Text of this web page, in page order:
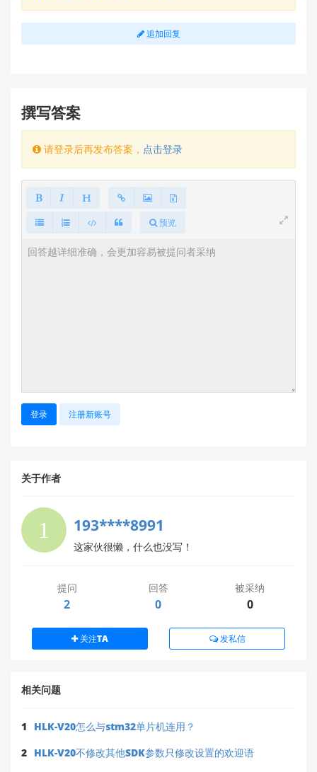
  VoiceSerial.begin(9600, SERIAL_8N1, RX_
  if (VoiceSerial.available()) {
    uint8_t command = VoiceSerial.read
();
    switch(command) {
      case 0x01:  // "开灯"指令
        digitalWrite(LED_PIN, HIGH);
        break;
      case 0x02:  // "关灯"指令
        break;
避免语音识别不稳定
指令格式：请参考HLK-V20通信协议文档确认具体
提高识别准确率
波特率匹配
一致
四、获取详细资料
方资源获取完整开发资料：
HLK-V20完整技术文档：
https://h.hlktech.com/Mobile/Download
语音模块开发指南
：登录我们的问答平台获取详细
务邮箱：support@hlktech.cn
温馨提示：根据我们记录（[2025-5-10]），已有用
语音控制方案，我们也可提供专业的软硬件定制服
追加回复
撰写答案
请登录后再发布答案， 点击登录
预览
登录 注册新账号
关于作者
193****8991
这家伙很懒，什么也没写！
提问
2
回答
0
被采纳
0
关注TA 发私信
相关问题
1
HLK-V20怎么与stm32单片机连用？
2 HLK-V20不修改其他SDK参数只修改设置的欢迎语